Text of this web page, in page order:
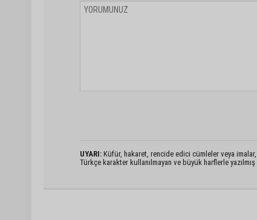
UYARI: Küfür, hakaret, rencide edici cümleler veya imalar,
Türkçe karakter kullanılmayan ve büyük harflerle